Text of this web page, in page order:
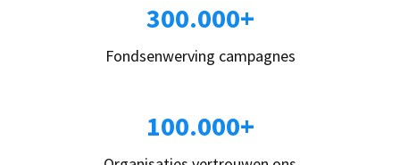
300.000+
Fondsenwerving campagnes
100.000+